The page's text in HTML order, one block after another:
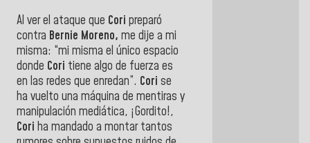
Al ver el ataque que Cori preparó
contra Bernie Moreno, me dije a mi
misma: “mi misma el único espacio
donde Cori tiene algo de fuerza es
en las redes que enredan”. Cori se
ha vuelto una máquina de mentiras y
manipulación mediática, ¡Gordito!,
Cori ha mandado a montar tantos